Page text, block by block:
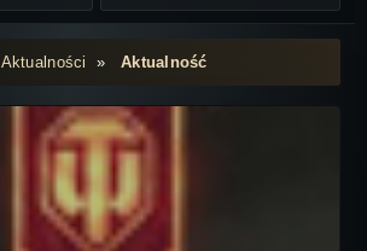
Aktualności »Aktualność